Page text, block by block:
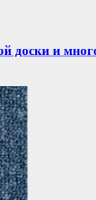
доски и